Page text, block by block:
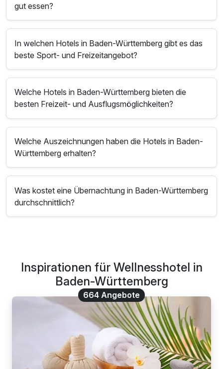
gut essen?
In welchen Hotels in Baden-Württemberg gibt es das
beste Sport- und Freizeitangebot?
Welche Hotels in Baden-Württemberg bieten die
besten Freizeit- und Ausflugsmöglichkeiten?
Welche Auszeichnungen haben die Hotels in Baden-
Württemberg erhalten?
Was kostet eine Übernachtung in Baden-Württemberg
durchschnittlich?
Inspirationen für Wellnesshotel in
Baden-Württemberg
664 Angebote